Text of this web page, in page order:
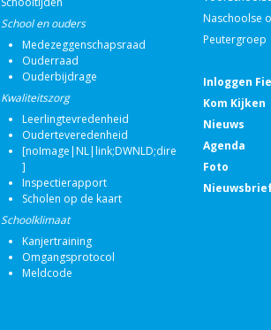
School en ouders
Medezeggenschapsraad
Ouderraad
Ouderbijdrage
Kwaliteitszorg
Leerlingtevredenheid
Ouderteveredenheid
]
Inspectierapport
Scholen op de kaart
Schoolklimaat
Kanjertraining
Omgangsprotocol
Meldcode
Naschoolse
Peutergroep
Inloggen
Kom Kijken
Nieuws
Agenda
Foto